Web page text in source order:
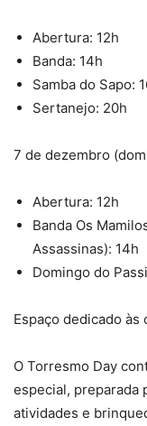
Abertura: 12h
Banda: 14h
Samba do Sapo:
Sertanejo: 20h
7 de dezembro
Abertura: 12h
Banda Os
Assassinas): 14h
Domingo do
Espaço dedicado às
O Torresmo Day
especial, preparada
atividades e